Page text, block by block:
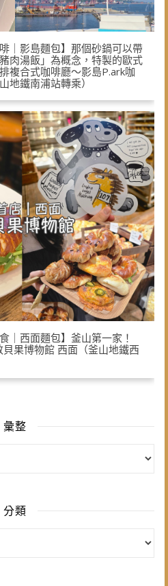
｜影島麵包】那個砂鍋可以帶
肉湯飯」為概念，特製的歐式
複合式咖啡廳～影島P.ark咖
地鐵南浦站轉乘）
｜西面麵包】釜山第一家！
果博物館 西面（釜山地鐵西
彙整
分類